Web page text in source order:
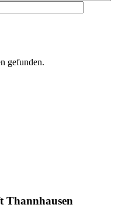
gefunden.
Thannhausen